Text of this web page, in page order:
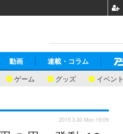
ゲーム グッズ イベント
動画 連載・コラム
2015.3.30 Mon 19:09